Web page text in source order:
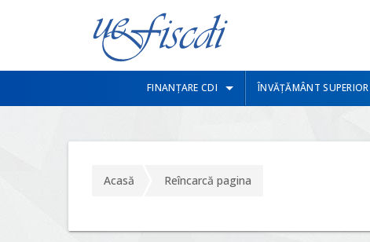
FINANȚARE CDI ÎNVĂȚĂMÂNT SUPERIOR
Acasă Reîncarcă pagina